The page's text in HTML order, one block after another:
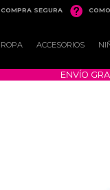
COMPRA SEGURA 
ROPA ACCESORIOS
ENVÍO